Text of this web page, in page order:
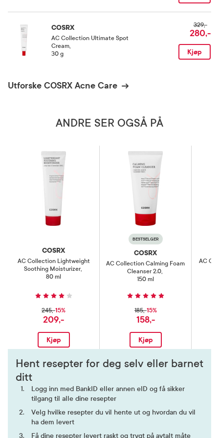
COSRX
AC Collection Ultimate Spot
Cream
30 g
329,-
280,-
Kjøp
Utforske COSRX Acne Care
ANDRE SER OGSÅ PÅ
COSRX
AC Collection Lightweight
Soothing Moisturizer,
80 ml
245,-15%
209,-
Kjøp
BESTSELGER
COSRX
AC Collection Calming Foam
Cleanser 2.0,
150 ml
185,-15%
158,-
Kjøp
AC
Hent resepter for deg selv eller barnet
ditt
Logg inn med BankID eller annen eID og få sikker
tilgang til alle dine resepter
Velg hvilke resepter du vil hente ut og hvordan du vil
ha dem levert
Få dine resepter levert raskt og trygt på avtalt måte